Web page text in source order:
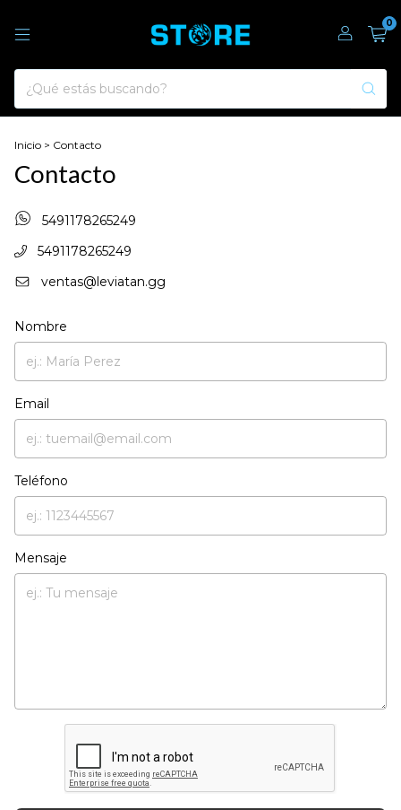
0
Inicio > Contacto
Contacto
5491178265249
5491178265249
ventas@leviatan.gg
Nombre
Email
Teléfono
Mensaje